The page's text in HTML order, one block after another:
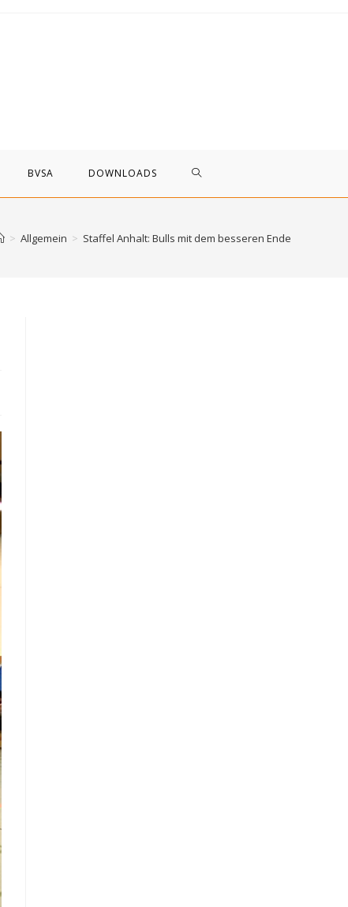
BVSA DOWNLOADS WEBSITE-
> Allgemein > Staffel Anhalt: Bulls mit dem besseren Ende